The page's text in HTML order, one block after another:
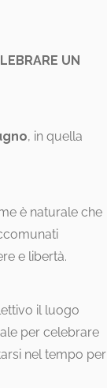
UN
, in quella
è naturale che
e libertà.
il luogo
per celebrare
nel tempo per